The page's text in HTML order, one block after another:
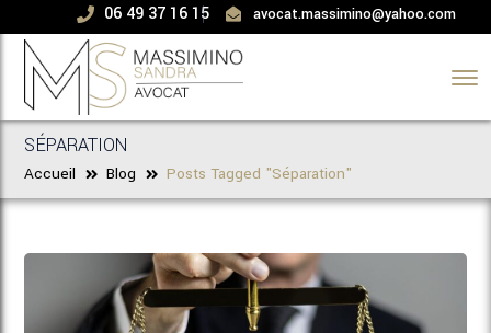
06 49 37 16 15 avocat.massimino@yahoo.com
Menu
SÉPARATION
Accueil Blog Posts Tagged "Séparation"